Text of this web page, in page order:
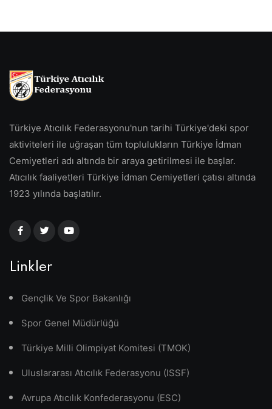
Türkiye Atıcılık Federasyonu'nun tarihi Türkiye'deki spor
aktiviteleri ile uğraşan tüm toplulukların Türkiye İdman
Cemiyetleri adı altında bir araya getirilmesi ile başlar.
Atıcılık faaliyetleri Türkiye İdman Cemiyetleri çatısı altında
1923 yılında başlatılır.
Linkler
Gençlik Ve Spor Bakanlığı
Spor Genel Müdürlüğü
Türkiye Milli Olimpiyat Komitesi (TMOK)
Uluslararası Atıcılık Federasyonu (ISSF)
Avrupa Atıcılık Konfederasyonu (ESC)